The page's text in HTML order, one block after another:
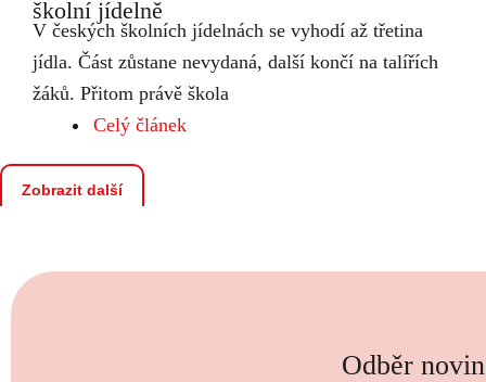
školní jídelně
V českých školních jídelnách se vyhodí až třetina
jídla. Část zůstane nevydaná, další končí na talířích
žáků. Přitom právě škola
Celý článek
Zobrazit další
Odběr